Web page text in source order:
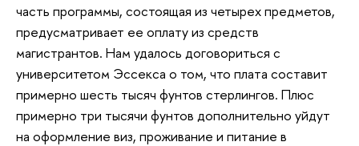
часть программы, состоящая из четырех предметов,
предусматривает ее оплату из средств
магистрантов. Нам удалось договориться с
университетом Эссекса о том, что плата составит
примерно шесть тысяч фунтов стерлингов. Плюс
примерно три тысячи фунтов дополнительно уйдут
на оформление виз, проживание и питание в